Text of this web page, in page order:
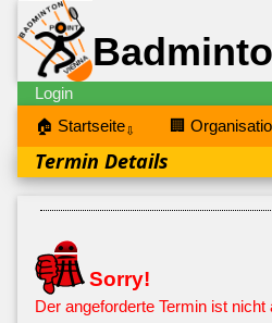
Login
🏠 Startseite⇩ 🏢
Termin Details
Sorry!
Der angeforderte Termin ist nicht